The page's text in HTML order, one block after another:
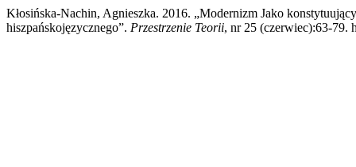
Kłosińska-Nachin, Agnieszka. 2016. „Modernizm Jako
hiszpańskojęzycznego”. Przestrzenie Teorii, nr 25 (czerwiec):63-79.